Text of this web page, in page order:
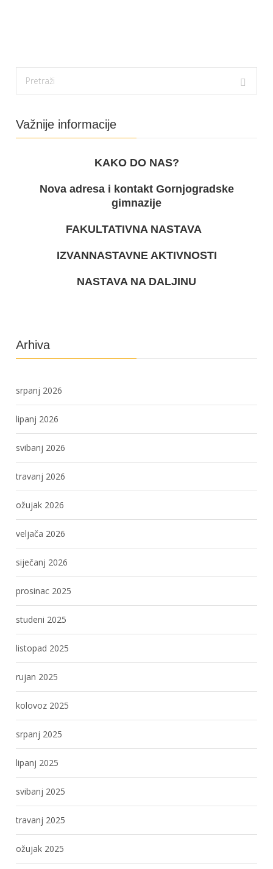
Važnije informacije
KAKO DO NAS?
Nova adresa i kontakt Gornjogradske
gimnazije
FAKULTATIVNA NASTAVA
IZVANNASTAVNE AKTIVNOSTI
NASTAVA NA DALJINU
Arhiva
srpanj 2026
lipanj 2026
svibanj 2026
travanj 2026
ožujak 2026
veljača 2026
siječanj 2026
prosinac 2025
studeni 2025
listopad 2025
rujan 2025
kolovoz 2025
srpanj 2025
lipanj 2025
svibanj 2025
travanj 2025
ožujak 2025